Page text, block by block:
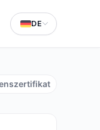
DE